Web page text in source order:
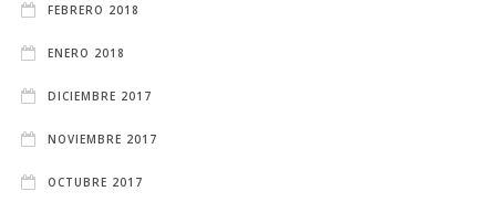
FEBRERO 2018
ENERO 2018
DICIEMBRE 2017
NOVIEMBRE 2017
OCTUBRE 2017